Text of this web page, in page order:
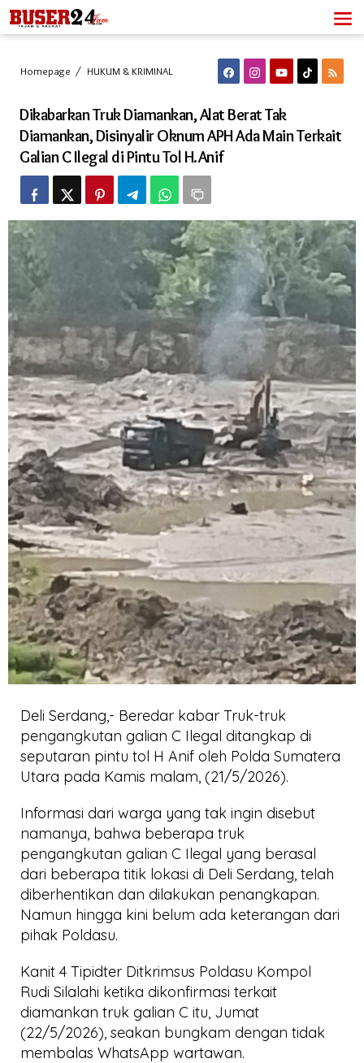
Lewati
ke
konten
Homepage / HUKUM & KRIMINAL
Dikabarkan
Alat
Tak
Diamankan,
Oknum
APH
Main
Terkait
Galian
C
Ilegal
di
Pintu
Tol
H.Anif
Dikabarkan Truk Diamankan, Alat Berat Tak
Diamankan, Disinyalir Oknum APH Ada Main Terkait
Galian C Ilegal di Pintu Tol H.Anif
Deli Serdang,- Beredar kabar Truk-truk
pengangkutan galian C Ilegal ditangkap di
seputaran pintu tol H Anif oleh Polda Sumatera
Utara pada Kamis malam, (21/5/2026).
Informasi dari warga yang tak ingin disebut
namanya, bahwa beberapa truk
pengangkutan galian C Ilegal yang berasal
dari beberapa titik lokasi di Deli Serdang, telah
diberhentikan dan dilakukan penangkapan.
Namun hingga kini belum ada keterangan dari
pihak Poldasu.
Kanit 4 Tipidter Ditkrimsus Poldasu Kompol
Rudi Silalahi ketika dikonfirmasi terkait
diamankan truk galian C itu, Jumat
(22/5/2026), seakan bungkam dengan tidak
membalas WhatsApp wartawan.